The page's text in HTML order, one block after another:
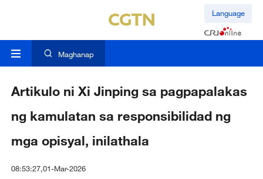
Language
Maghanap
Artikulo ni Xi Jinping sa pagpapalakas
ng kamulatan sa responsibilidad ng
mga opisyal, inilathala
08:53:27,01-Mar-2026